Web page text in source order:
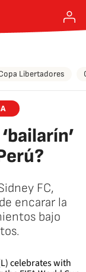
Libertadores
FC,
encarar la
bajo